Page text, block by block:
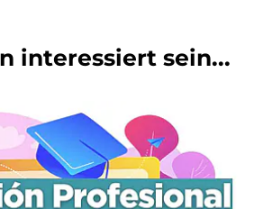
interessiert sein...